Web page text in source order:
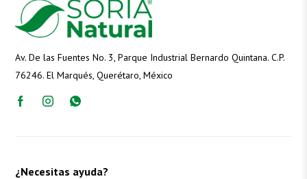
Av. De las Fuentes No. 3, Parque Industrial Bernardo Quintana. C.P.
76246. El Marqués, Querétaro, México
¿Necesitas ayuda?